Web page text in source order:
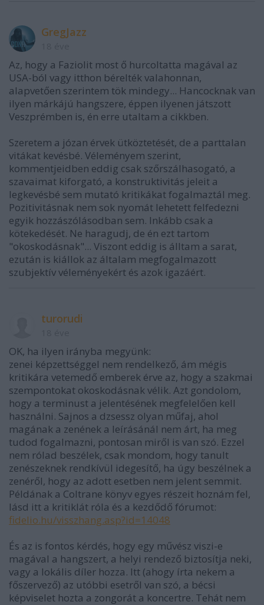
GregJazz
Az, hogy a Faziolit most ő hurcoltatta magával az
USA-ból vagy itthon bérelték valahonnan,
alapvetően szerintem tök mindegy... Hancocknak van
ilyen márkájú hangszere, éppen ilyenen játszott
Veszprémben is, én erre utaltam a cikkben.
Szeretem a józan érvek ütköztetését, de a parttalan
vitákat kevésbé. Véleményem szerint,
kommentjeidben eddig csak szőrszálhasogató, a
szavaimat kiforgató, a konstruktivitás jeleit a
legkevésbé sem mutató kritikákat fogalmaztál meg.
Pozitivitásnak nem sok nyomát lehetett felfedezni
egyik hozzászólásodban sem. Inkább csak a
kötekedését. Ne haragudj, de én ezt tartom
"okoskodásnak"... Viszont eddig is álltam a sarat,
ezután is kiállok az általam megfogalmazott
szubjektív véleményekért és azok igazáért.
turorudi
OK, ha ilyen irányba megyünk:
zenei képzettséggel nem rendelkező, ám mégis
kritikára vetemedő emberek érve az, hogy a szakmai
szempontokat okoskodásnak vélik. Azt gondolom,
hogy a terminust a jelentésének megfelelően kell
használni. Sajnos a dzsessz olyan műfaj, ahol
magának a zenének a leírásánál nem árt, ha meg
tudod fogalmazni, pontosan miről is van szó. Ezzel
nem rólad beszélek, csak mondom, hogy tanult
zenészeknek rendkívül idegesítő, ha úgy beszélnek a
zenéről, hogy az adott esetben nem jelent semmit.
Példának a Coltrane könyv egyes részeit hoznám fel,
lásd itt a kritiklát róla és a kezdődő fórumot:
fidelio.hu/visszhang.asp?id=14048
És az is fontos kérdés, hogy egy művész viszi-e
magával a hangszert, a helyi rendező biztosítja neki,
vagy a lokális díler hozza. Itt (ahogy írta nekem a
főszervező) az utóbbi esetről van szó, a bécsi
képviselet hozta a zongorát a koncertre. Tehát nem